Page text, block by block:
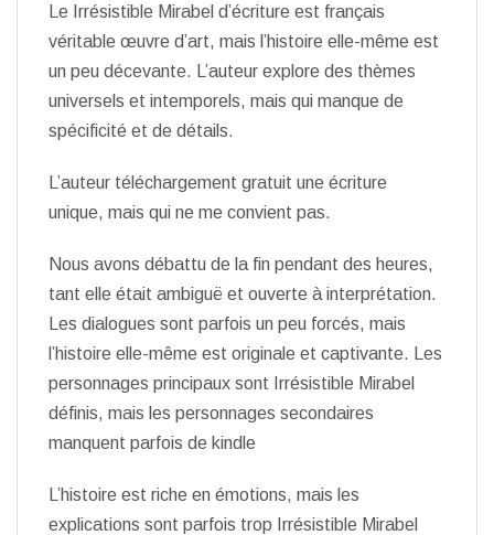
Le Irrésistible Mirabel d’écriture est français
véritable œuvre d’art, mais l’histoire elle-même est
un peu décevante. L’auteur explore des thèmes
universels et intemporels, mais qui manque de
spécificité et de détails.
L’auteur téléchargement gratuit une écriture
unique, mais qui ne me convient pas.
Nous avons débattu de la fin pendant des heures,
tant elle était ambiguë et ouverte à interprétation.
Les dialogues sont parfois un peu forcés, mais
l’histoire elle-même est originale et captivante. Les
personnages principaux sont Irrésistible Mirabel
définis, mais les personnages secondaires
manquent parfois de kindle
L’histoire est riche en émotions, mais les
explications sont parfois trop Irrésistible Mirabel